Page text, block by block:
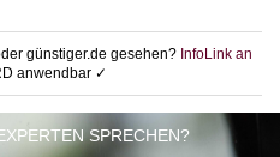
günstiger.de gesehen? InfoLink an
anwendbar ✓
SPRECHEN?